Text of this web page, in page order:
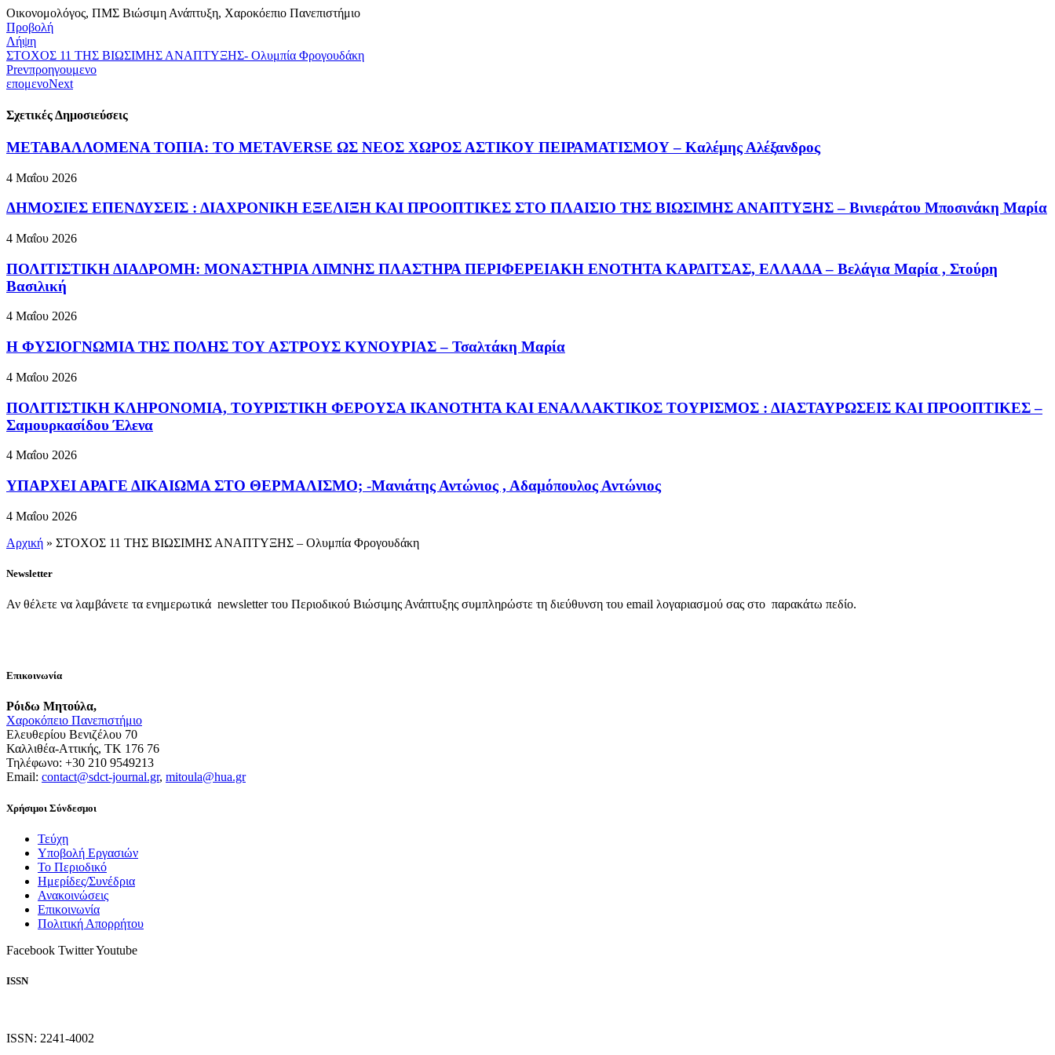
Οικονομολόγος, ΠΜΣ Βιώσιμη Ανάπτυξη, Χαροκόεπιο Πανεπιστήμιο
Προβολή
Λήψη
ΣΤΟΧΟΣ 11 ΤΗΣ ΒΙΩΣΙΜΗΣ ΑΝΑΠΤΥΞΗΣ- Ολυμπία Φρογουδάκη
Prevπροηγουμενο
επομενοNext
Σχετικές Δημοσιεύσεις
ΜΕΤΑΒΑΛΛΟΜΕΝΑ ΤΟΠΙΑ: ΤΟ METAVERSE ΩΣ ΝΕΟΣ ΧΩΡΟΣ ΑΣΤΙΚΟΥ ΠΕΙΡΑΜΑΤΙΣΜΟΥ – Καλέμης Αλέξανδρος
4 Μαΐου 2026
ΔΗΜΟΣΙΕΣ ΕΠΕΝΔΥΣΕΙΣ : ΔΙΑΧΡΟΝΙΚΗ ΕΞΕΛΙΞΗ ΚΑΙ ΠΡΟΟΠΤΙΚΕΣ ΣΤΟ ΠΛΑΙΣΙΟ ΤΗΣ ΒΙΩΣΙΜΗΣ ΑΝΑΠΤΥΞΗΣ – Βινιεράτου Μποσινάκη Μαρία
4 Μαΐου 2026
ΠΟΛΙΤΙΣΤΙΚΗ ΔΙΑΔΡΟΜΗ: ΜΟΝΑΣΤΗΡΙΑ ΛΙΜΝΗΣ ΠΛΑΣΤΗΡΑ ΠΕΡΙΦΕΡΕΙΑΚΗ ΕΝΟΤΗΤΑ ΚΑΡΔΙΤΣΑΣ, ΕΛΛΑΔΑ – Βελάγια Μαρία , Στούρη
Βασιλική
4 Μαΐου 2026
Η ΦΥΣΙΟΓΝΩΜΙΑ ΤΗΣ ΠΟΛΗΣ ΤΟΥ ΑΣΤΡΟΥΣ ΚΥΝΟΥΡΙΑΣ – Τσαλτάκη Μαρία
4 Μαΐου 2026
ΠΟΛΙΤΙΣΤΙΚΗ ΚΛΗΡΟΝΟΜΙΑ, ΤΟΥΡΙΣΤΙΚΗ ΦΕΡΟΥΣΑ ΙΚΑΝΟΤΗΤΑ ΚΑΙ ΕΝΑΛΛΑΚΤΙΚΟΣ ΤΟΥΡΙΣΜΟΣ : ΔΙΑΣΤΑΥΡΩΣΕΙΣ ΚΑΙ ΠΡΟΟΠΤΙΚΕΣ –
Σαμουρκασίδου Έλενα
4 Μαΐου 2026
ΥΠΑΡΧΕΙ ΑΡΑΓΕ ΔΙΚΑΙΩΜΑ ΣΤΟ ΘΕΡΜΑΛΙΣΜΟ; -Μανιάτης Αντώνιος , Αδαμόπουλος Αντώνιος
4 Μαΐου 2026
Αρχική » ΣΤΟΧΟΣ 11 ΤΗΣ ΒΙΩΣΙΜΗΣ ΑΝΑΠΤΥΞΗΣ – Ολυμπία Φρογουδάκη
Newsletter
Αν θέλετε να λαμβάνετε τα ενημερωτικά newsletter του Περιοδικού Βιώσιμης Ανάπτυξης συμπληρώστε τη διεύθυνση του email λογαριασμού σας στο παρακάτω πεδίο.
Επικοινωνία
Ρόιδω Μητούλα,
Χαροκόπειο Πανεπιστήμιο
Ελευθερίου Βενιζέλου 70
Καλλιθέα-Αττικής, ΤΚ 176 76
Τηλέφωνο: +30 210 9549213
Email: contact@sdct-journal.gr, mitoula@hua.gr
Χρήσιμοι Σύνδεσμοι
Τεύχη
Υποβολή Εργασιών
Το Περιοδικό
Ημερίδες/Συνέδρια
Ανακοινώσεις
Επικοινωνία
Πολιτική Απορρήτου
Facebook TwitterYoutube
ISSN
ISSN: 2241-4002